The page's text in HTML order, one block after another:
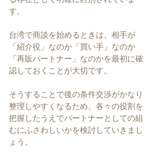
す。
台湾で商談を始めるときは、相手が
「紹介役」なのか「買い手」なのか
「再販パートナー」なのかを最初に確
認しておくことが大切です。
そうすることで後の条件交渉がかなり
整理しやすくなるため、各々の役割を
把握したうえでパートナーとしての組
むにふさわしいかを検討していきまし
ょう。